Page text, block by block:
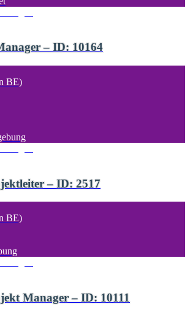
– ID: 10164
BE)
– ID: 2517
BE)
Manager – ID: 10111